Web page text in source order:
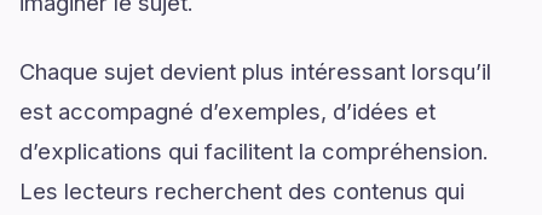
Chaque sujet devient plus intéressant lorsqu’il
est accompagné d’exemples, d’idées et
d’explications qui facilitent la compréhension.
Les lecteurs recherchent des contenus qui